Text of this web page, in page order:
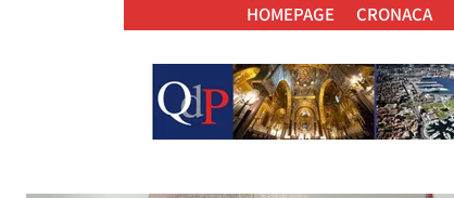
HOMEPAGE CRONACA